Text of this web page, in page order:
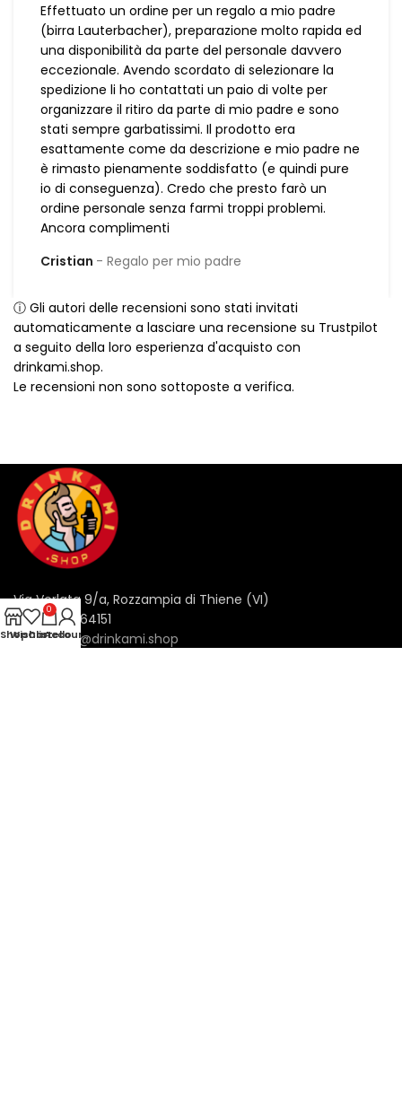
Effettuato un ordine per un regalo a mio padre
(birra Lauterbacher), preparazione molto rapida ed
una disponibilità da parte del personale davvero
eccezionale. Avendo scordato di selezionare la
spedizione li ho contattati un paio di volte per
organizzare il ritiro da parte di mio padre e sono
stati sempre garbatissimi. Il prodotto era
esattamente come da descrizione e mio padre ne
è rimasto pienamente soddisfatto (e quindi pure
io di conseguenza). Credo che presto farò un
ordine personale senza farmi troppi problemi.
Ancora complimenti
Cristian
Regalo per mio padre
ⓘ Gli autori delle recensioni sono stati invitati
automaticamente a lasciare una recensione su Trustpilot
a seguito della loro esperienza d'acquisto con
drinkami.shop.
Le recensioni non sono sottoposte a verifica.
Via Verlata 9/a, Rozzampia di Thiene (VI)
tel: 0445 364151
email:info@drinkami.shop
Shop
Wishlist
0
Carrello
Account